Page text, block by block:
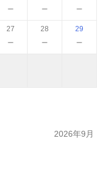
－ － －
27
－
28
－
29
－
2026年9月